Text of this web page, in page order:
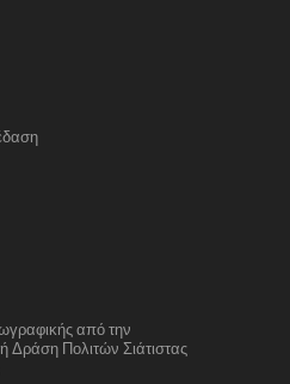
από την
Δράση Πολιτών Σιάτιστας